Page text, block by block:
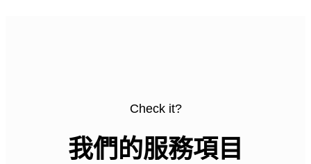
Check it?
我們的服務項目